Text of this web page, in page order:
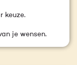
keuze.
je wensen.